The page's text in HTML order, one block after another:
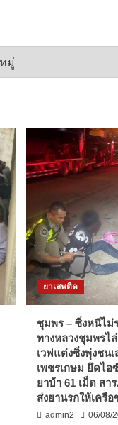
ยาเสพติด
ชุมพร – ซิ่งหนีไม่
ทางหลวงชุมพรไ
เวฟแต่งซิ่งพุ่งชน
เพชรเกษม ยึดไอ
ยาบ้า 61 เม็ด สา
ส่งยานรกให้เครือ
admin2 06/08/